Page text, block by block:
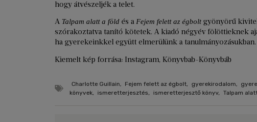
hogy átvészeljék a telet.
A Talpam alatt a föld és a Fejem felett az égboltgyönyörű
szórakoztatva tanító kötetek. A kiadó négyév fölöttieknek
ha gyerekeinkkel együtt elmerülünk a tanulmányozásukban.
Kiemelt kép forrása: Instagram, Könyvbab-Könyvbáb
Charlotte Guillain, Fejem felett az égbolt, gyerekirodalom,
könyvek, ismeretterjesztés, ismeretterjesztő könyv, Talpam